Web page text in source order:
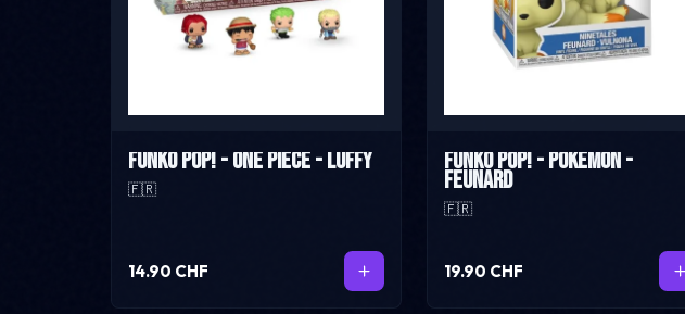
Funko Pop! - One Piece - Luffy
🇫🇷
14.90 CHF
Funko Pop! - Pokémon -
Feunard
🇫🇷
19.90 CHF